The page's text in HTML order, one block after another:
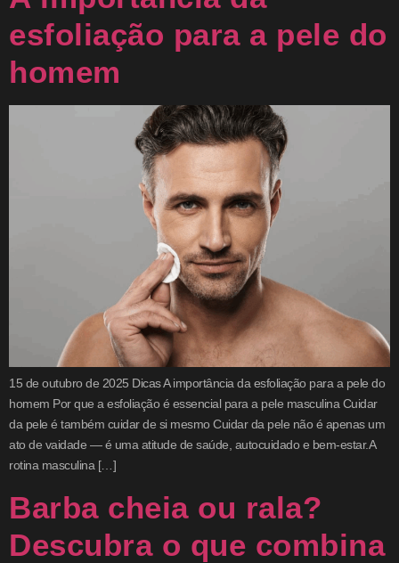
esfoliação para a pele do
homem
15 de outubro de 2025 Dicas A importância da esfoliação para a pele do
homem Por que a esfoliação é essencial para a pele masculina Cuidar
da pele é também cuidar de si mesmo Cuidar da pele não é apenas um
ato de vaidade — é uma atitude de saúde, autocuidado e bem-estar.A
rotina masculina […]
Barba cheia ou rala?
Descubra o que combina